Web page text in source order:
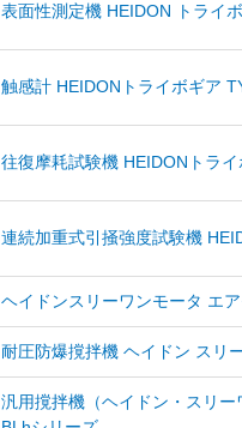
表面性測定機 HEIDON トライ
触感計 HEIDONトライボギア
往復摩耗試験機 HEIDONトラ
連続加重式引掻強度試験機
ヘイドンスリーワンモータ エ
耐圧防爆撹拌機 ヘイドン スリ
汎用撹拌機（ヘイドン・スリ